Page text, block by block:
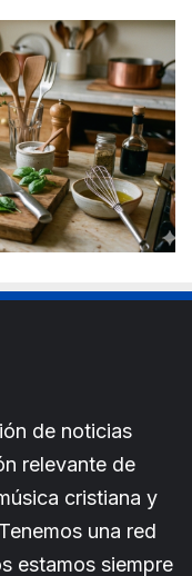
de noticias
relevante de
cristiana y
una red
estamos siempre